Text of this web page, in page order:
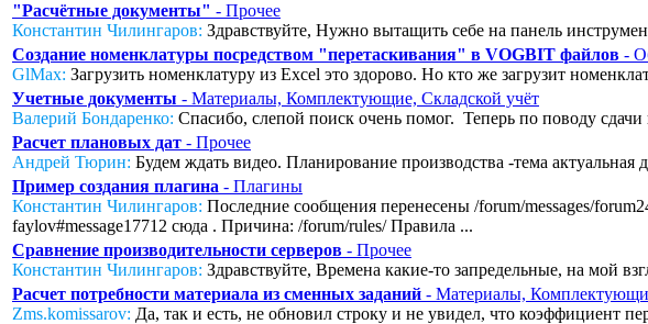
"Расчётные документы" - Прочее
Константин Чилингаров: Здравствуйте, Нужно вытащить себе на панель
Создание номенклатуры посредством "перетаскивания" в VOGBIT файлов -
GlMax: Загрузить номенклатуру из Excel это здорово. Но кто же загрузит
Учетные документы - Материалы, Комплектующие, Складской учёт
Валерий Бондаренко: Спасибо, слепой поиск очень помог. Теперь по поводу сдачи
Расчет плановых дат - Прочее
Андрей Тюрин: Будем ждать видео. Планирование производства -тема актуальная
Пример создания плагина - Плагины
Константин Чилингаров: Последние сообщения перенесены /forum/messages/
faylov#message17712 сюда . Причина: /forum/rules/ Правила ...
Сравнение производительности серверов - Прочее
Константин Чилингаров: Здравствуйте, Времена какие-то запредельные, на мой
Расчет потребности материала из сменных заданий - Материалы,
Zms.komissarov: Да, так и есть, не обновил строку и не увидел, что коэффициент